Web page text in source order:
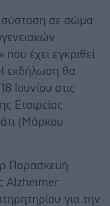
σύσταση σε σώμα
έχει εγκριθεί
εκδήλωση θα
Ιουνίου στις
Εταιρείας
(Μάρκου
Παρασκευή
Alzheimer
για την